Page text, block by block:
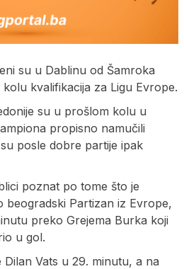
su u Dablinu od Šamroka
kvalifikacija za Ligu Evrope.
su u prošlom kolu u
propisno namučili
posle dobre partije ipak
poznat po tome što je
beogradski Partizan iz Evrope,
preko Grejema Burka koji
u gol.
Vats u 29. minutu, a na